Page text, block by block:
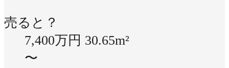
売ると？
7,400万円 30.65m²
〜